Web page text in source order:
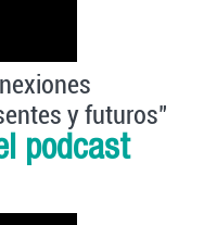
y futuros"
podcast